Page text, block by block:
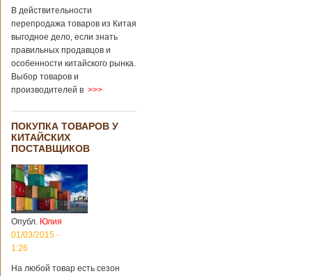
В действительности
перепродажа товаров из Китая
выгодное дело, если знать
правильных продавцов и
особенности китайского рынка.
Выбор товаров и
производителей в >>>
ПОКУПКА ТОВАРОВ У
КИТАЙСКИХ
ПОСТАВЩИКОВ
Опубл. Юлия
01/03/2015 -
1:26
На любой товар есть сезон